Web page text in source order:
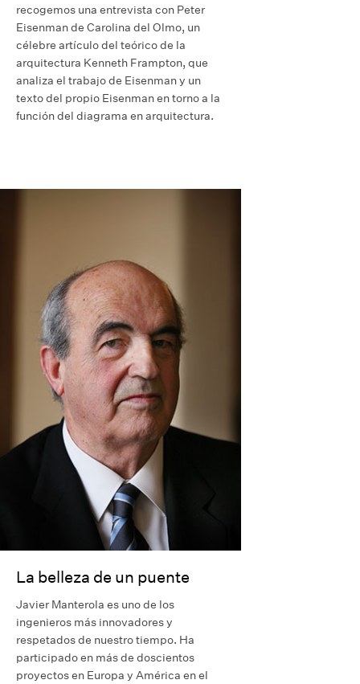
recogemos una entrevista con Peter
Eisenman de Carolina del Olmo, un
célebre artículo del teórico de la
arquitectura Kenneth Frampton, que
analiza el trabajo de Eisenman y un
texto del propio Eisenman en torno a la
función del diagrama en arquitectura.
La belleza de un puente
Javier Manterola es uno de los
ingenieros más innovadores y
respetados de nuestro tiempo. Ha
participado en más de doscientos
proyectos en Europa y América en el